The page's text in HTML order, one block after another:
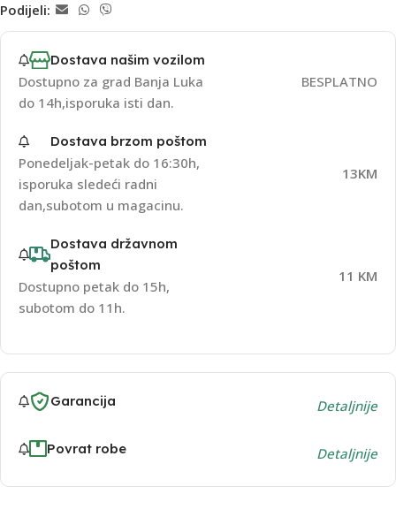
Podijeli:
Dostava našim vozilom
Dostupno za grad Banja Luka
do 14h,isporuka isti dan.
BESPLATNO
Dostava brzom poštom
Ponedeljak-petak do 16:30h,
isporuka sledeći radni
dan,subotom u magacinu.
13KM
Dostava državnom
poštom
Dostupno petak do 15h,
subotom do 11h.
11 KM
Garancija Detaljnije
Povrat robe Detaljnije